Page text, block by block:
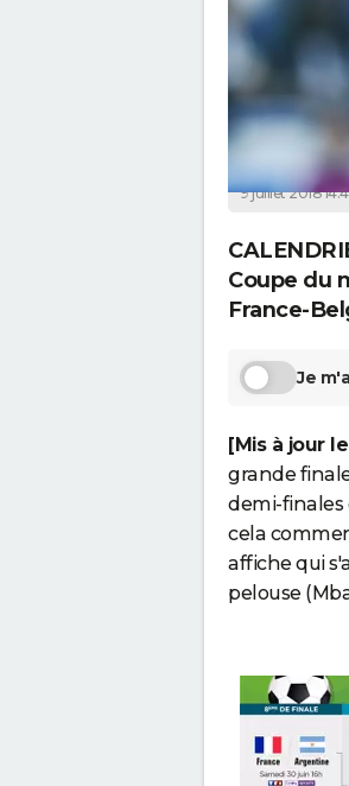
La
9 juillet 2018
Coupe du
France-
Je
[Mis à jour
grande
demi-finales
cela
affiche qui
pelouse